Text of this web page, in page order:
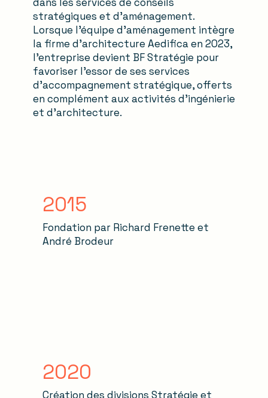
stratégiques et d’aménagement.
Lorsque l’équipe d’aménagement intègre
la firme d’architecture Aedifica en 2023,
l’entreprise devient BF Stratégie pour
favoriser l’essor de ses services
d’accompagnement stratégique, offerts
en complément aux activités d’ingénierie
et d’architecture.
2015
Fondation par Richard Frenette et
André Brodeur
2020
Création des divisions Stratégie et